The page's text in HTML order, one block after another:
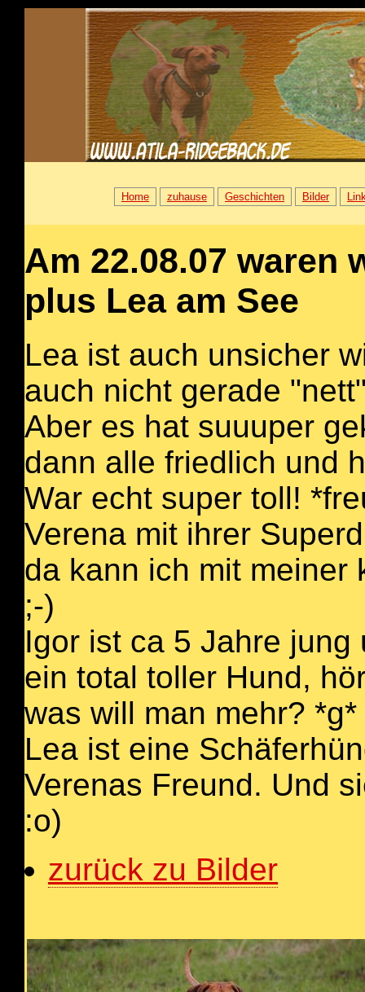
Home zuhause Geschichten Bilder
Am 22.08.07 waren
plus Lea am See
Lea ist auch unsicher
auch nicht gerade
Aber es hat suuuper
dann alle friedlich und
War echt super toll!
Verena mit ihrer
da kann ich mit meiner
;-)
Igor ist ca 5 Jahre
ein total toller Hund,
was will man mehr? *g*
Lea ist eine
Verenas Freund. Und
:o)
zurück zu Bilder